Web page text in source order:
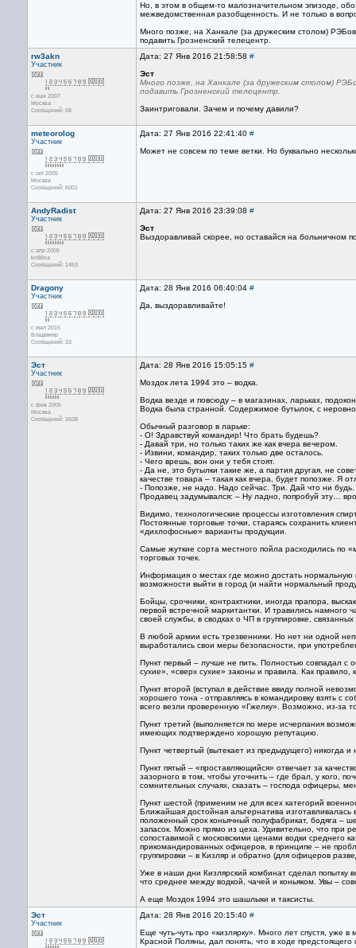
Но, в этом в общем-то малозначительном эпизоде,
межведомственная разобщенность. И не только в
Много позже, на Ханкале (за дружеским столом)
подавить Грозненский телецентр.
rw3akn
Участник
с мая 2007
Москва
Сообщений: 68
Дата: 27 Янв 2016 21:58:58 #
Эст
Много позже, на Ханкале (за дружеским столом)
подавить Грозненский телецентр.
Заинтриговали. Зачем и почему давили?
meteorolog
Участник
с окт 2005
Москва
Сообщений: 6001
Дата: 27 Янв 2016 22:41:40 #
Может не совсем по теме ветки. Но буквально
AndyRadist
Участник
с апр 2005
kn88xa
Сообщений: 1453
Дата: 27 Янв 2016 23:39:08 #
Эст
Выздоравливай скорее, но оставайся на больничном
Dragony
Участник
с июл 2015
Владимир
Сообщений: 33
Дата: 28 Янв 2016 06:40:04 #
Да, выздоравливайте!
Эст
Участник
с фев 2005
Москва
Сообщений: 2608
Дата: 28 Янв 2016 15:05:15 #
Моздок лета 1994 это – водка.
Водка везде и повсюду – в магазинах, ларьках,
Водка была странной. Содержимое бутылок, с
Обычный разговор в ларьке:
- О! Здравствуй командир! Что брать будешь?
- Давай три, но только таких же как вчера вечером.
- Извини, командир, таких только две осталось.
- Чего врешь, вон они у тебя стоят.
- Да не, это бутылки такие же, а партия другая, не
качестве товара – такая как вчера, будет попозже. Я
- Попозже, не надо. Надо сейчас. Три. Дай что ни будь.
Продавец задумывался: – Ну ладно, попробуй эту…
Видимо, технологические процессы изготовления
Постоянные торговые точки, стараясь сохранить
«дихлофосные» варианты продукции.
Самые жуткие сорта местного пойла расходились по
торговых точек.
Информация о местах где можно достать нормальную
возможности выйти в город (и найти нормальный
Бойцы, срочники, контрактники, иногда прапора,
первой встречной маркитантки. И травились намного
своей службы, в сводках о ЧП в группировке,
В любой армии есть трезвенники. Но нет ни одной
выработались свои меры безопасности, при
Пункт первый – лучше не пить. Полностью совпадал с
сухие», «сверх сухие» законы и правила. Как
Пункт второй (вступал в действие ввиду полной
хорошего тона - отправляясь в командировку взять с
всего везли проверенную «Гжелку». Возможно, из-за
Пункт третий (выполняется по мере исчерпания
имеющих подтверждено хорошую репутацию.
Пункт четвертый (вытекает из предыдущего) никогда
Пункт пятый – «проставляющийся» отвечает за
зазорного в том, чтобы уточнить – где брал, у кого,
сомнительных случаях, сказать – господа офицеры,
Пункт шестой (применим не для всех категорий
Ближайшая достойная альтернатива
положенный срок коньячный полуфабрикат, бодяга –
запасок. Можно прямо из цеха. Удивительно, что при
сопоставимой с московскими ценами водки среднего
прикомандированных офицеров, в принципе – не
группировки – в Кизляр и обратно (для офицеров
Уже в наши дни Кизлярский комбинат сделал попытку
что среднее между водкой, чачей и коньяком. Увы –
А еще Моздок 1994 это шашлыки и таксисты.
Эст
Участник
Дата: 28 Янв 2016 20:15:40 #
Еще чуть-чуть про «кизлярку». Много лет спустя, уже
Красной Поляны, дал понять, что в ходе